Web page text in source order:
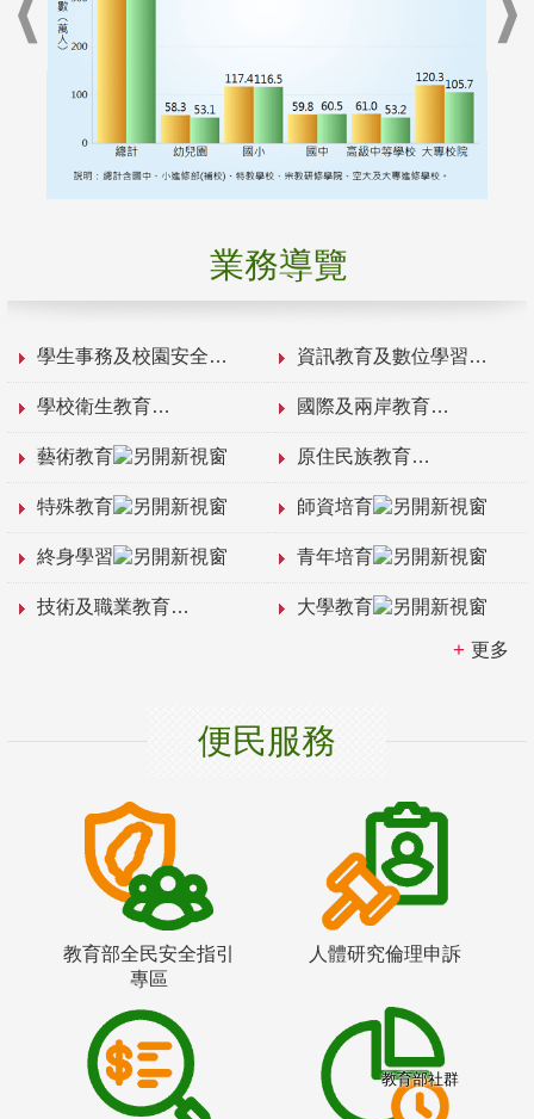
業務導覽
學生事務及校園安全 資訊教育及數位學習
學校衛生教育 國際及兩岸教育
藝術教育 原住民族教育
特殊教育 師資培育
終身學習 青年培育
技術及職業教育 大學教育
更多
便民服務
教育部全民安全指引
專區
人體研究倫理申訴
教育部社群